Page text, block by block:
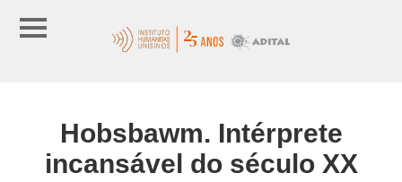
Hobsbawm. Intérprete
incansável do século XX